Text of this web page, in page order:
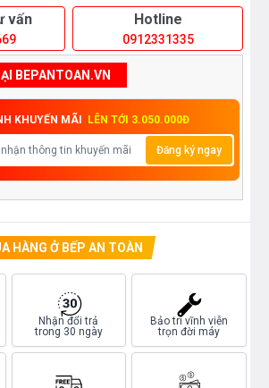
vấn Hotline
0912331335
BEPANTOAN.VN
KHUYẾN MÃI LÊN TỚI 3.050.000Đ
Đăng ký ngay
HÀNG Ở BẾP AN TOÀN
Nhận đổi trả
trong 30 ngày
Bảo trì vĩnh viễn
trọn đời máy